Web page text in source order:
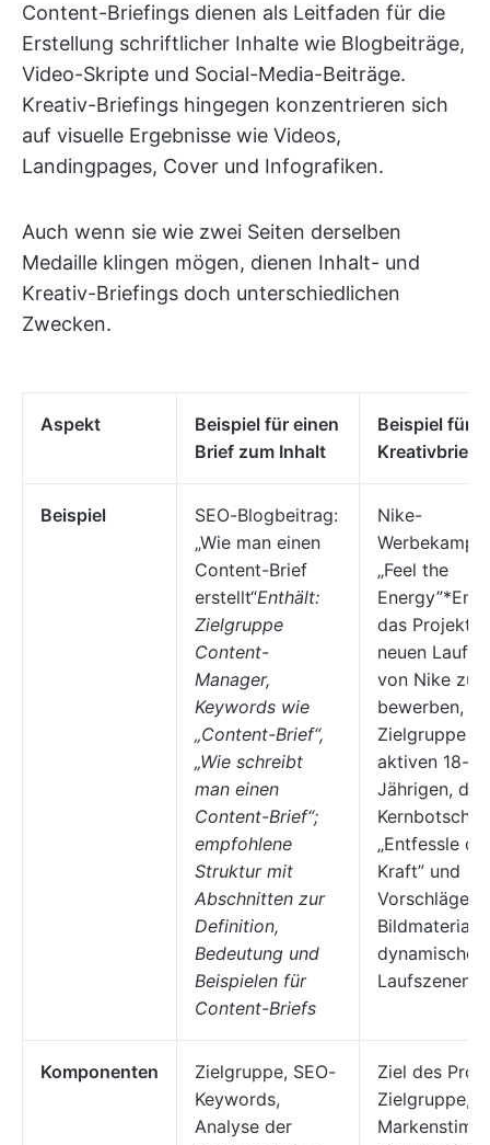
Content-Briefings dienen als Leitfaden für die
Erstellung schriftlicher Inhalte wie Blogbeiträge,
Video-Skripte und Social-Media-Beiträge.
Kreativ-Briefings hingegen konzentrieren sich
auf visuelle Ergebnisse wie Videos,
Landingpages, Cover und Infografiken.
Auch wenn sie wie zwei Seiten derselben
Medaille klingen mögen, dienen Inhalt- und
Kreativ-Briefings doch unterschiedlichen
Zwecken.
Aspekt
Beispiel für einen
Brief zum Inhalt
Beispiel für
Kreativbrief
Beispiel
SEO-Blogbeitrag:
„Wie man einen
Content-Brief
erstellt“Enthält:
Zielgruppe
Content-
Manager,
Keywords wie
„Content-Brief“,
„Wie schreibt
man einen
Content-Brief“;
empfohlene
Struktur mit
Abschnitten zur
Definition,
Bedeutung und
Beispielen für
Content-Briefs
Nike-
„Feel the
das
neuen
von Nike zu
bewerben,
Zielgruppe
aktiven 18-
Jährigen, die
„Entfessle
Kraft” und
Vorschläge
Bildmaterial,
dynamische
Laufszenen
Komponenten
Zielgruppe, SEO-
Keywords,
Analyse der
Ziel des
Zielgruppe,